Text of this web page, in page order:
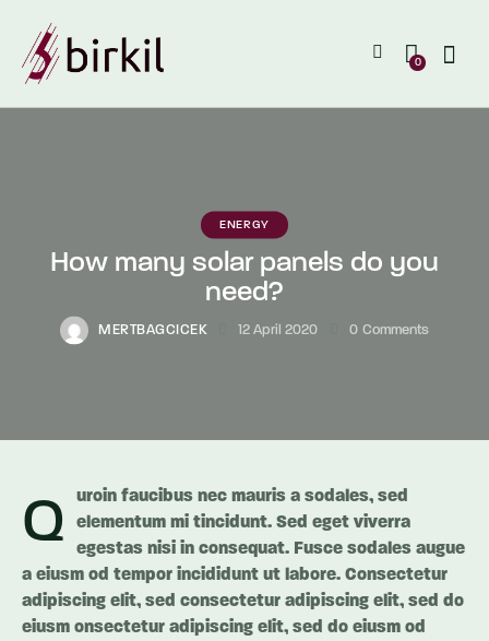
0
ENERGY
How many solar panels do you
need?
MERTBAGCICEK 12 April 2020 0 Comments
Q
uroin faucibus nec mauris a sodales, sed
elementum mi tincidunt. Sed eget viverra
egestas nisi in consequat. Fusce sodales augue
a eiusm od tempor incididunt ut labore. Consectetur
adipiscing elit, sed consectetur adipiscing elit, sed do
eiusm onsectetur adipiscing elit, sed do eiusm od